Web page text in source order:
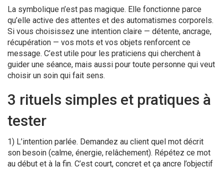
La symbolique n’est pas magique. Elle fonctionne parce
qu’elle active des attentes et des automatismes corporels.
Si vous choisissez une intention claire — détente, ancrage,
récupération — vos mots et vos objets renforcent ce
message. C’est utile pour les praticiens qui cherchent à
guider une séance, mais aussi pour toute personne qui veut
choisir un soin qui fait sens.
3 rituels simples et pratiques à
tester
1) L’intention parlée. Demandez au client quel mot décrit
son besoin (calme, énergie, relâchement). Répétez ce mot
au début et à la fin. C’est court, concret et ça ancre l’objectif